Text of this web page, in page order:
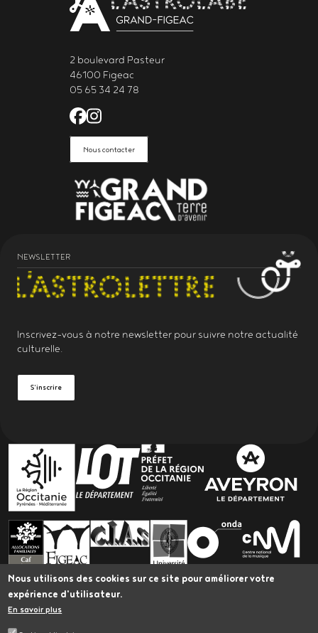
Nous utilisons des cookies sur ce site pour améliorer votre
expérience d'utilisateur.
En savoir plus
2 boulevard Pasteur
46100 Figeac
05 65 34 24 78
Facebook de l'Astrolabe Grand
Instagram de l'Astrolabe Grand
Nous contacter
NEWSLETTER
Inscrivez-vous à notre newsletter pour suivre notre actualité
culturelle.
S'inscrire
PARTENAIRES